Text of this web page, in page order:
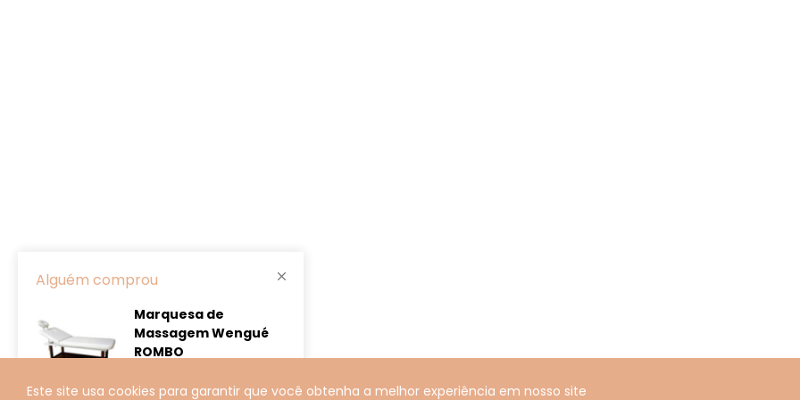
Alguém comprou
Marquesa de
Massagem Wengué
ROMBO
Este site usa cookies para garantir que você obtenha a melhor experiência em nosso site